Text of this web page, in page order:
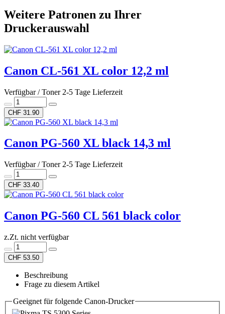
Weitere Patronen zu Ihrer
Druckerauswahl
Canon CL-561 XL color 12,2 ml
Verfügbar / Toner 2-5 Tage Lieferzeit
CHF 31.90
Canon PG-560 XL black 14,3 ml
Verfügbar / Toner 2-5 Tage Lieferzeit
CHF 33.40
Canon PG-560 CL 561 black color
z.Zt. nicht verfügbar
CHF 53.50
Beschreibung
Frage zu diesem Artikel
Geeignet für folgende Canon-Drucker